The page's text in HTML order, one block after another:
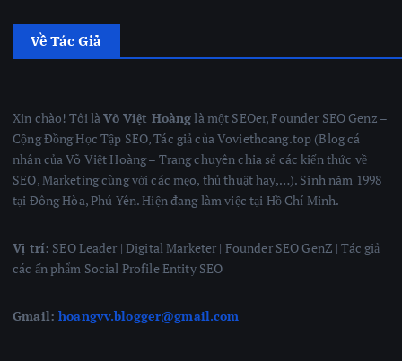
Về Tác Giả
Xin chào! Tôi làVõ Việt Hoànglà một SEOer, Founder SEO Genz –
Cộng Đồng Học Tập SEO, Tác giả của Voviethoang.top (Blog cá
nhân của Võ Việt Hoàng – Trang chuyên chia sẻ các kiến thức về
SEO, Marketing cùng với các mẹo, thủ thuật hay,…). Sinh năm 1998
tại Đông Hòa, Phú Yên. Hiện đang làm việc tại Hồ Chí Minh.
Vị trí: SEO Leader | Digital Marketer | Founder SEO GenZ | Tác giả
các ấn phẩm Social Profile Entity SEO
Gmail:hoangvv.blogger@gmail.com